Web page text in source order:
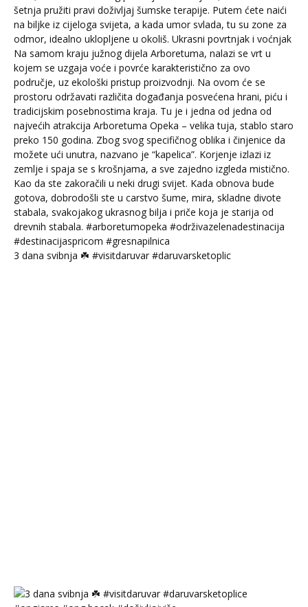
3 dana svibnja ☘️ #visitdaruvar #daruvarsketoplic